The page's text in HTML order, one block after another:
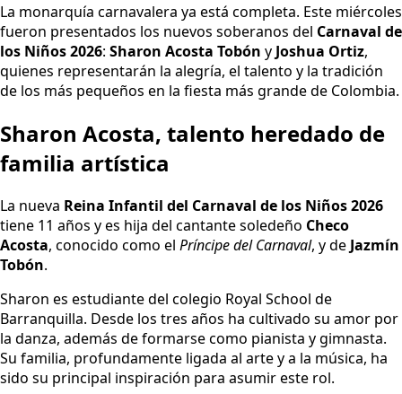
La monarquía carnavalera ya está completa. Este miércoles
fueron presentados los nuevos soberanos del Carnaval de
los Niños 2026: Sharon Acosta Tobón y Joshua Ortiz,
quienes representarán la alegría, el talento y la tradición
de los más pequeños en la fiesta más grande de Colombia.
Sharon Acosta, talento heredado de
familia artística
La nueva Reina Infantil del Carnaval de los Niños 2026
tiene 11 años y es hija del cantante soledeño Checo
Acosta, conocido como el Príncipe del Carnaval, y de Jazmín
Tobón.
Sharon es estudiante del colegio Royal School de
Barranquilla. Desde los tres años ha cultivado su amor por
la danza, además de formarse como pianista y gimnasta.
Su familia, profundamente ligada al arte y a la música, ha
sido su principal inspiración para asumir este rol.